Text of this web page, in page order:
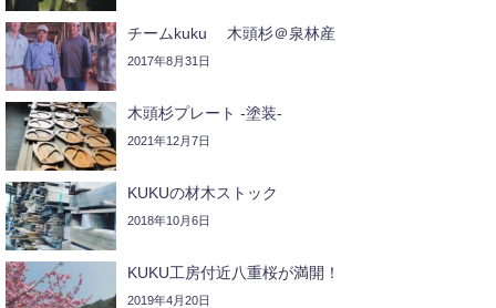
チームkuku 木頭杉＠泉林産
2017年8月31日
木頭杉プレート -塗装-
2021年12月7日
KUKUの材木ストック
2018年10月6日
KUKU工房付近八重桜が満開！
2019年4月20日